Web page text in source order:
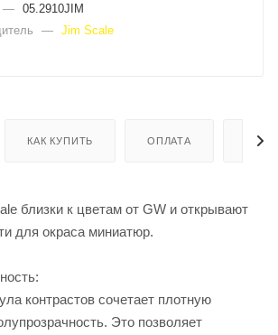
— 05.2910JIM
— Jim Scale
КАК КУПИТЬ ОПЛАТА
близки к цветам от GW и открывают
для окраса миниатюр.
контрастов сочетает плотную
Это позволяет